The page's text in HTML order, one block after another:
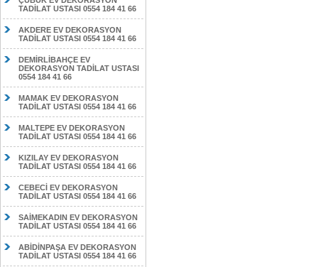
TADİLAT USTASI 0554 184 41 66
AKDERE EV DEKORASYON
TADİLAT USTASI 0554 184 41 66
DEMİRLİBAHÇE EV
DEKORASYON TADİLAT USTASI
0554 184 41 66
MAMAK EV DEKORASYON
TADİLAT USTASI 0554 184 41 66
MALTEPE EV DEKORASYON
TADİLAT USTASI 0554 184 41 66
KIZILAY EV DEKORASYON
TADİLAT USTASI 0554 184 41 66
CEBECİ EV DEKORASYON
TADİLAT USTASI 0554 184 41 66
SAİMEKADIN EV DEKORASYON
TADİLAT USTASI 0554 184 41 66
ABİDİNPAŞA EV DEKORASYON
TADİLAT USTASI 0554 184 41 66